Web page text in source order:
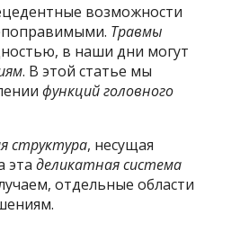
возможности
Травмы
в наши дни могут
. В этой статье мы
функций головного
структура, несущая
эта деликатная система
отдельные области